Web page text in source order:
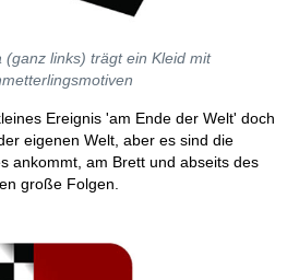
(ganz links) trägt ein Kleid mit
Ereignis 'am Ende der Welt' doch
eigenen Welt, aber es sind die
ankommt, am Brett und abseits des
große Folgen.